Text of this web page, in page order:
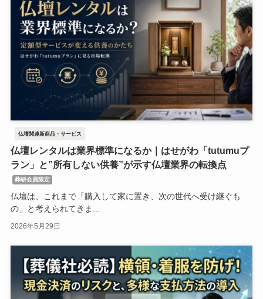
仏壇関連新商品・サービス
仏壇レンタルは業界標準になるか｜はせがわ「tutumuプ
ラン」と”所有しない供養”が示す仏壇業界の転換点
葬研会員限定
仏壇は、これまで「購入して家に置き、次の世代へ受け継ぐも
の」と考えられてきま...
2026年5月29日